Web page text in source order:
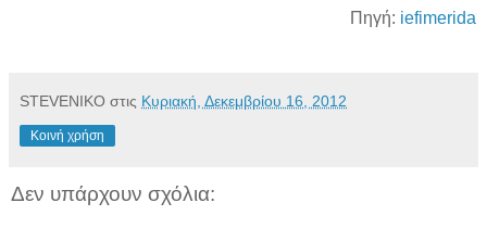
Πηγή: iefimerida
STEVENIKO στις Κυριακή, Δεκεμβρίου 16, 2012
Κοινή χρήση
Δεν υπάρχουν σχόλια: